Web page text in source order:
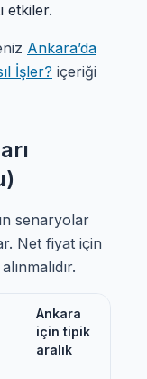
etkiler.
Ankara’da
İşler? içeriği
senaryolar
Net fiyat için
Ankara
için tipik
aralık